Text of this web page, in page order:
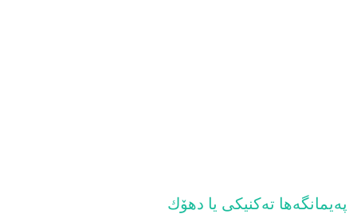
پەیمانگەها تەکنیکى یا دهۆك